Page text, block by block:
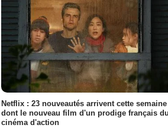
Netflix : 23 nouveautés arrivent cette semaine
dont le nouveau film d'un prodige français du
cinéma d'action